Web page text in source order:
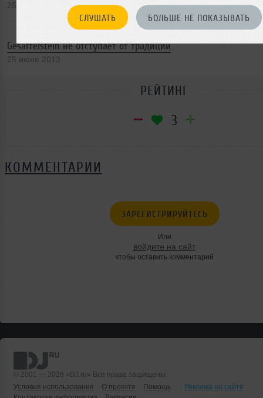
СЛУШАТЬ БОЛЬШЕ НЕ ПОКАЗЫВАТЬ
25 июня 2013
Gesaffelstein не отступает от традиций
25 июня 2013
РЕЙТИНГ
3
КОММЕНТАРИИ
ЗАРЕГИСТРИРУЙТЕСЬ
Или
войдите на сайт
чтобы оставить комментарий
© 2001 — 2026 «DJ.ru» Все права защищены.
Условия использования
О проекте Помощь
Реклама на сайте